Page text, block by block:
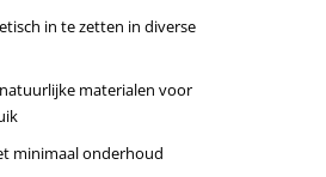
in te zetten in diverse
materialen voor
minimaal onderhoud